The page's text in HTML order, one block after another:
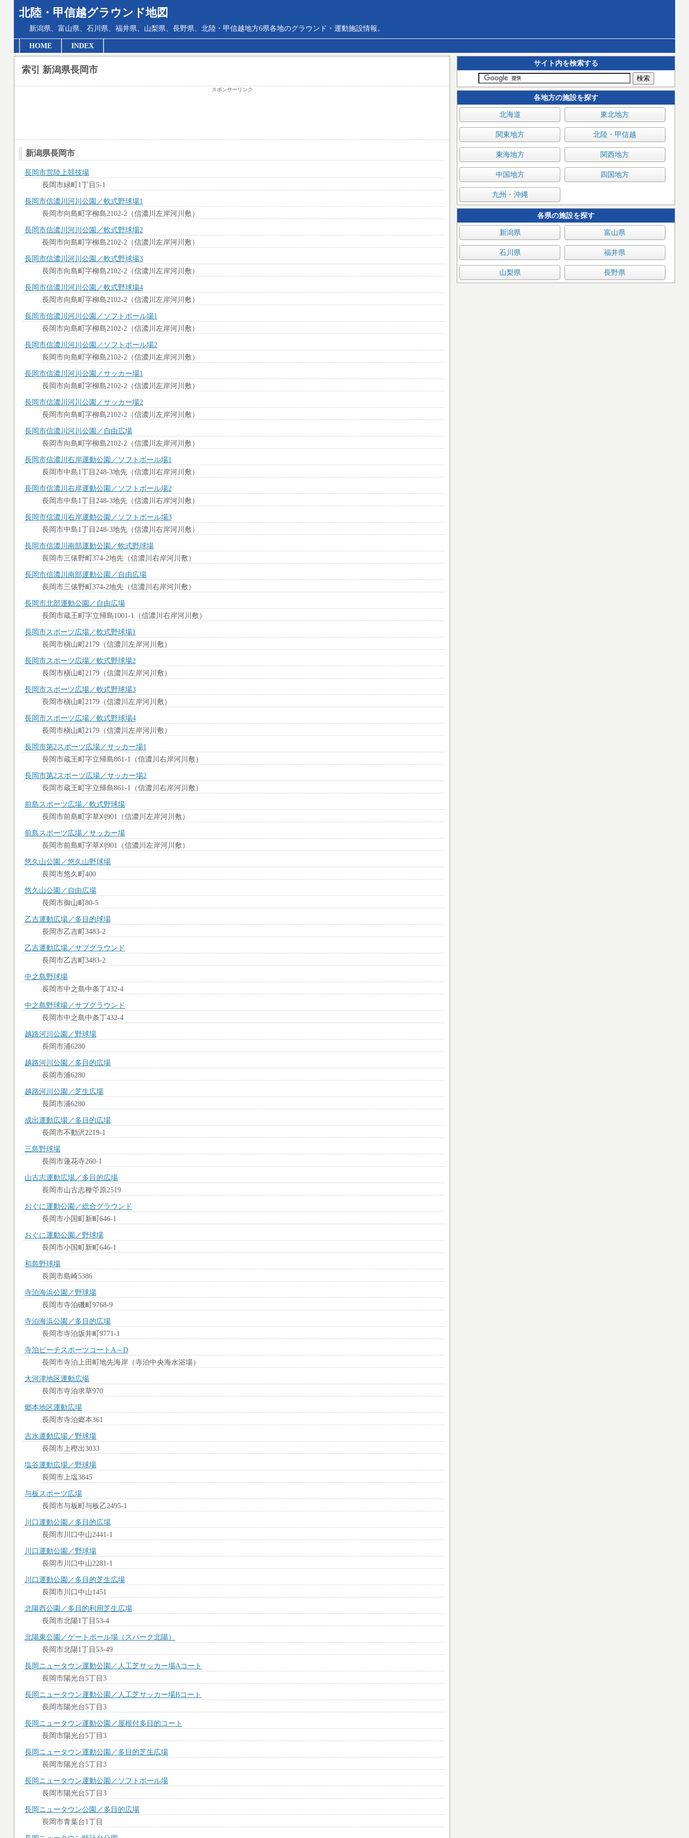
北陸・甲信越グラウンド地図
新潟県、富山県、石川県、福井県、山梨県、長野県、北陸・甲信越地方6県各地のグラウンド・運動施設情報。
HOME INDEX
サイト内を検索する
各地方の施設を探す
北海道 東北地方
関東地方 北陸・甲信越
東海地方 関西地方
中国地方 四国地方
九州・沖縄
各県の施設を探す
新潟県 富山県
石川県 福井県
山梨県 長野県
索引 新潟県長岡市
スポンサーリンク
新潟県長岡市
長岡市営陸上競技場
長岡市緑町1丁目5-1
長岡市信濃川河川公園／軟式野球場1
長岡市向島町字柳島2102-2（信濃川左岸河川敷）
長岡市信濃川河川公園／軟式野球場2
長岡市向島町字柳島2102-2（信濃川左岸河川敷）
長岡市信濃川河川公園／軟式野球場3
長岡市向島町字柳島2102-2（信濃川左岸河川敷）
長岡市信濃川河川公園／軟式野球場4
長岡市向島町字柳島2102-2（信濃川左岸河川敷）
長岡市信濃川河川公園／ソフトボール場1
長岡市向島町字柳島2102-2（信濃川左岸河川敷）
長岡市信濃川河川公園／ソフトボール場2
長岡市向島町字柳島2102-2（信濃川左岸河川敷）
長岡市信濃川河川公園／サッカー場1
長岡市向島町字柳島2102-2（信濃川左岸河川敷）
長岡市信濃川河川公園／サッカー場2
長岡市向島町字柳島2102-2（信濃川左岸河川敷）
長岡市信濃川河川公園／自由広場
長岡市向島町字柳島2102-2（信濃川左岸河川敷）
長岡市信濃川右岸運動公園／ソフトボール場1
長岡市中島1丁目248-3地先（信濃川右岸河川敷）
長岡市信濃川右岸運動公園／ソフトボール場2
長岡市中島1丁目248-3地先（信濃川右岸河川敷）
長岡市信濃川右岸運動公園／ソフトボール場3
長岡市中島1丁目248-3地先（信濃川右岸河川敷）
長岡市信濃川南部運動公園／軟式野球場
長岡市三俵野町374-2地先（信濃川右岸河川敷）
長岡市信濃川南部運動公園／自由広場
長岡市三俵野町374-2地先（信濃川右岸河川敷）
長岡市北部運動公園／自由広場
長岡市蔵王町字立帰島1001-1（信濃川右岸河川敷）
長岡市スポーツ広場／軟式野球場1
長岡市槇山町2179（信濃川左岸河川敷）
長岡市スポーツ広場／軟式野球場2
長岡市槇山町2179（信濃川左岸河川敷）
長岡市スポーツ広場／軟式野球場3
長岡市槇山町2179（信濃川左岸河川敷）
長岡市スポーツ広場／軟式野球場4
長岡市槇山町2179（信濃川左岸河川敷）
長岡市第2スポーツ広場／サッカー場1
長岡市蔵王町字立帰島861-1（信濃川右岸河川敷）
長岡市第2スポーツ広場／サッカー場2
長岡市蔵王町字立帰島861-1（信濃川右岸河川敷）
前島スポーツ広場／軟式野球場
長岡市前島町字草刈901（信濃川左岸河川敷）
前島スポーツ広場／サッカー場
長岡市前島町字草刈901（信濃川左岸河川敷）
悠久山公園／悠久山野球場
長岡市悠久町400
悠久山公園／自由広場
長岡市御山町80-5
乙吉運動広場／多目的球場
長岡市乙吉町3483-2
乙吉運動広場／サブグラウンド
長岡市乙吉町3483-2
中之島野球場
長岡市中之島中条丁432-4
中之島野球場／サブグラウンド
長岡市中之島中条丁432-4
越路河川公園／野球場
長岡市浦6280
越路河川公園／多目的広場
長岡市浦6280
越路河川公園／芝生広場
長岡市浦6280
成出運動広場／多目的広場
長岡市不動沢2219-1
三島野球場
長岡市蓮花寺260-1
山古志運動広場／多目的広場
長岡市山古志種苧原2519
おぐに運動公園／総合グラウンド
長岡市小国町新町646-1
おぐに運動公園／野球場
長岡市小国町新町646-1
和島野球場
長岡市島崎5386
寺泊海浜公園／野球場
長岡市寺泊磯町9768-9
寺泊海浜公園／多目的広場
長岡市寺泊坂井町9771-1
寺泊ビーチスポーツコートA～D
長岡市寺泊上田町地先海岸（寺泊中央海水浴場）
大河津地区運動広場
長岡市寺泊求草970
郷本地区運動広場
長岡市寺泊郷本361
吉水運動広場／野球場
長岡市上樫出3033
塩谷運動広場／野球場
長岡市上塩3845
与板スポーツ広場
長岡市与板町与板乙2495-1
川口運動公園／多目的広場
長岡市川口中山2441-1
川口運動公園／野球場
長岡市川口中山2281-1
川口運動公園／多目的芝生広場
長岡市川口中山1451
北陽西公園／多目的利用芝生広場
長岡市北陽1丁目53-4
北陽東公園／ゲートボール場（スパーク北陽）
長岡市北陽1丁目53-49
長岡ニュータウン運動公園／人工芝サッカー場Aコート
長岡市陽光台5丁目3
長岡ニュータウン運動公園／人工芝サッカー場Bコート
長岡市陽光台5丁目3
長岡ニュータウン運動公園／屋根付多目的コート
長岡市陽光台5丁目3
長岡ニュータウン運動公園／多目的芝生広場
長岡市陽光台5丁目3
長岡ニュータウン運動公園／ソフトボール場
長岡市陽光台5丁目3
長岡ニュータウン公園／多目的広場
長岡市青葉台1丁目